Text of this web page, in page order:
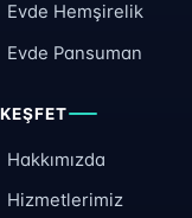
Evde Hemşirelik
Evde Pansuman
KEŞFET
Hakkımızda
Hizmetlerimiz